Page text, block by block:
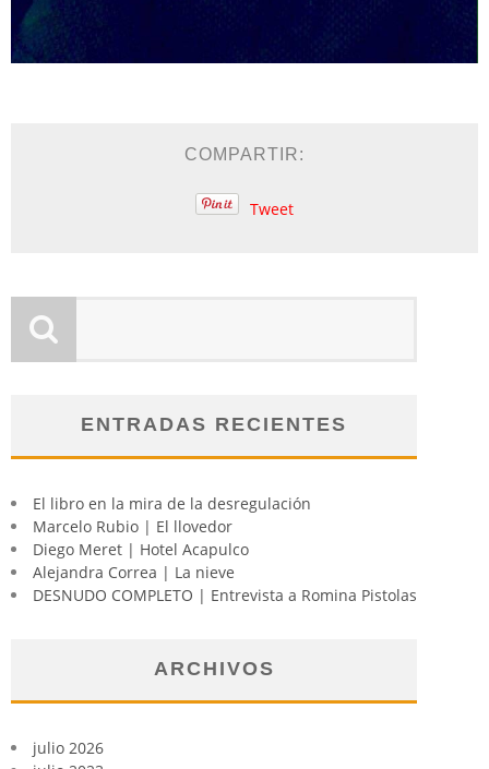
COMPARTIR:
Tweet
ENTRADAS RECIENTES
El libro en la mira de la desregulación
Marcelo Rubio | El llovedor
Diego Meret | Hotel Acapulco
Alejandra Correa | La nieve
DESNUDO COMPLETO | Entrevista a Romina Pistolas
ARCHIVOS
julio 2026